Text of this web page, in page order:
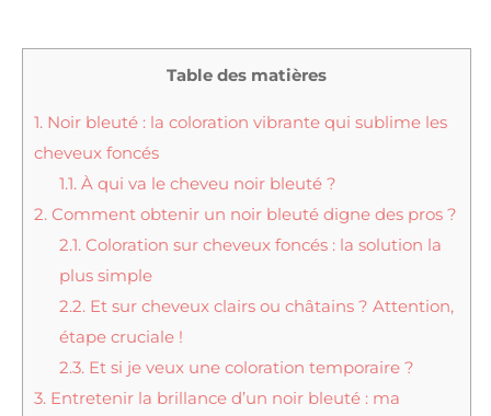
Table des matières
1. Noir bleuté : la coloration vibrante qui sublime les
cheveux foncés
1.1. À qui va le cheveu noir bleuté ?
2. Comment obtenir un noir bleuté digne des pros ?
2.1. Coloration sur cheveux foncés : la solution la
plus simple
2.2. Et sur cheveux clairs ou châtains ? Attention,
étape cruciale !
2.3. Et si je veux une coloration temporaire ?
3. Entretenir la brillance d’un noir bleuté : ma